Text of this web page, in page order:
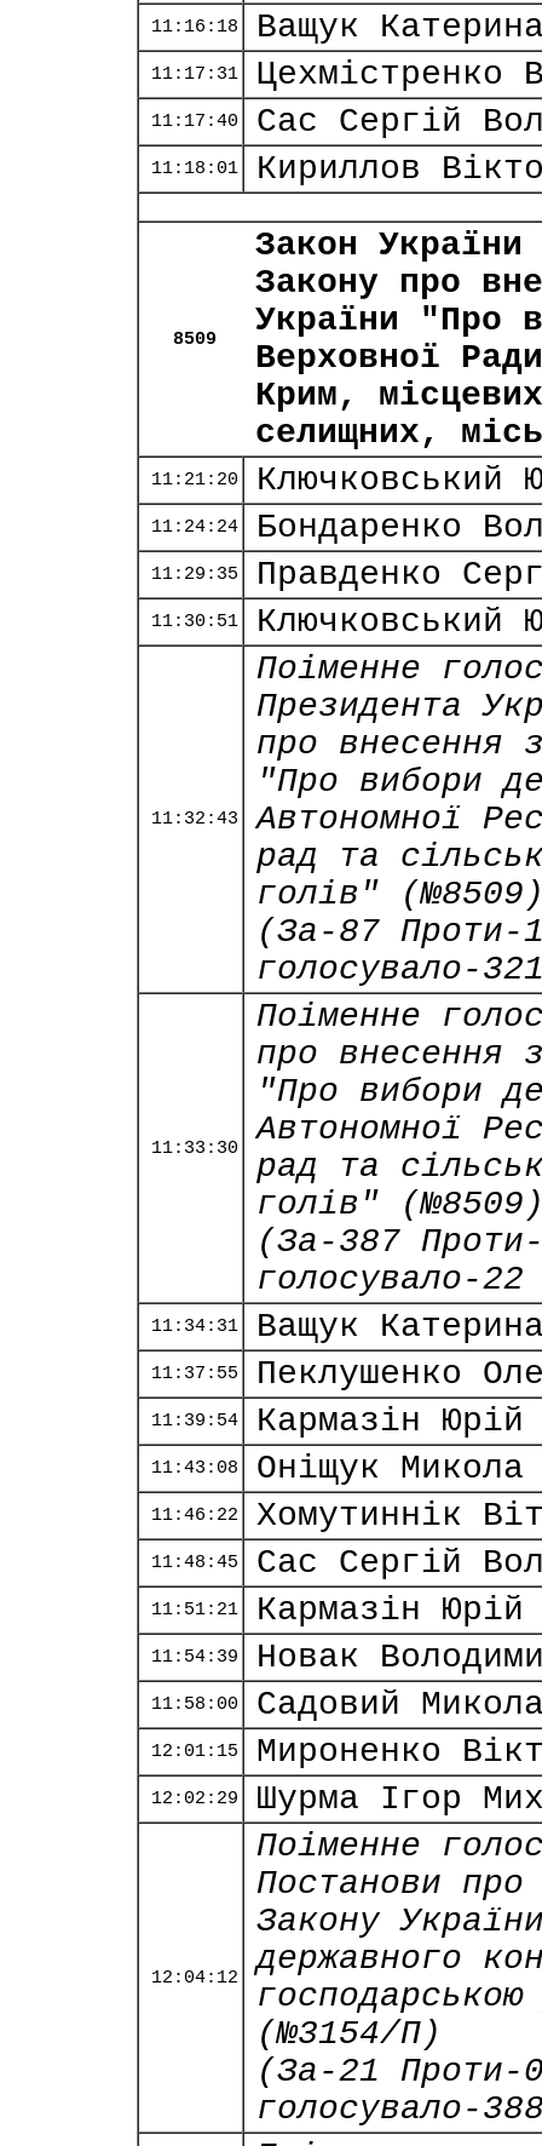
11:16:18 Ващук
11:17:31 Цехмістренко
11:17:40 Сас Сергій
11:18:01 Кириллов
8509
Закон України
Закону про
України "Про
Верховної
Крим,
селищних,
11:21:20 Ключковський
11:24:24 Бондаренко
11:29:35 Правденко
11:30:51 Ключковський
11:32:43
Поіменне
Президента
про внесення
"Про вибори
Автономної
рад та
голів"
(За-87 Проти-
голосувало-
11:33:30
Поіменне
про внесення
"Про вибори
Автономної
рад та
голів"
(За-387
голосувало-
11:34:31 Ващук
11:37:55 Пеклушенко
11:39:54 Кармазін Юрій
11:43:08 Оніщук Микола
11:46:22 Хомутиннік
11:48:45 Сас Сергій
11:51:21 Кармазін Юрій
11:54:39 Новак
11:58:00 Садовий
12:01:15 Мироненко
12:02:29 Шурма Ігор
12:04:12
Поіменне
Постанови про
Закону
державного
(№3154/П)
(За-21 Проти-
голосувало-